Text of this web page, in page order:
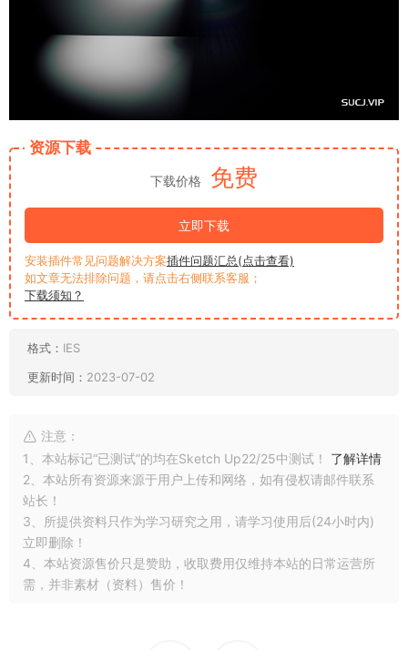
资源下载
下载价格 免费
立即下载
安装插件常见问题解决方案插件问题汇总(点击查看)
如文章无法排除问题，请点击右侧联系客服；
下载须知？
格式： IES
更新时间： 2023-07-02
注意：
1、本站标记“已测试”的均在Sketch Up22/25中测试！ 了解详情
2、本站所有资源来源于用户上传和网络，如有侵权请邮件联系
站长！
3、所提供资料只作为学习研究之用，请学习使用后(24小时内)
立即删除！
4、本站资源售价只是赞助，收取费用仅维持本站的日常运营所
需，并非素材（资料）售价！